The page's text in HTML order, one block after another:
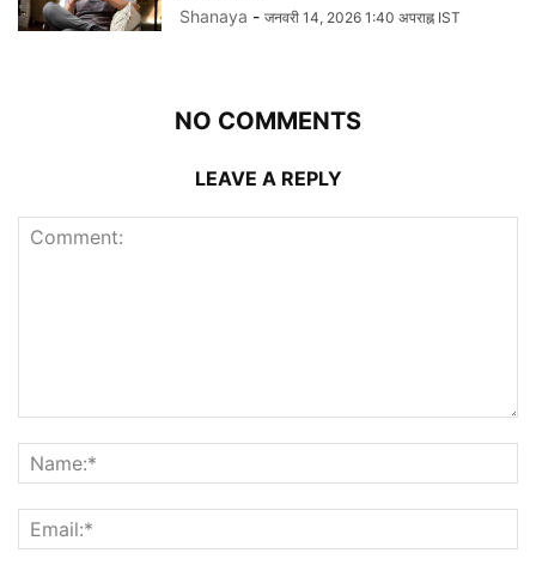
Shanaya - जनवरी 14, 2026 1:40 अपराह्न IST
NO COMMENTS
LEAVE A REPLY